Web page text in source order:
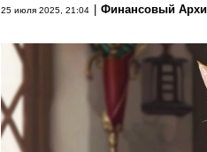
25 июля 2025, 21:04 Финансовый